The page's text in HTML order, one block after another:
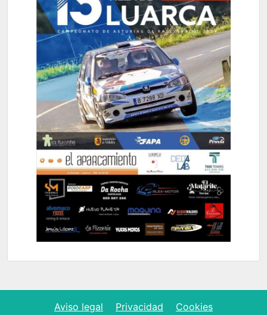
Aviso legal Privacidad Cookies